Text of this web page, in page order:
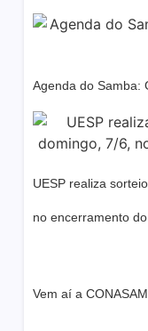
Agenda do Samba:
UESP realiza
no encerramento
Vem aí a